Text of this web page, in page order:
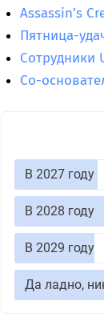
Assassin’s
Пятница-
Сотрудники
Со-
В 2027 году
В 2028 году
В 2029 году
Да ладно,